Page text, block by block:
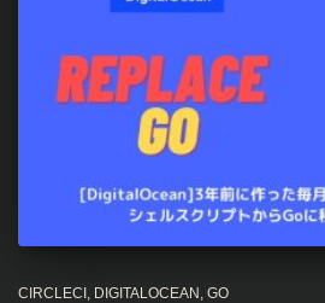
CIRCLECI DIGITALOCEAN GO